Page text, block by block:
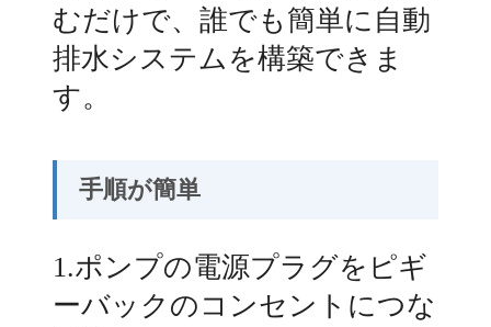
むだけで、誰でも簡単に自動
排水システムを構築できま
す。
手順が簡単
1.ポンプの電源プラグをピギ
ーバックのコンセントにつな